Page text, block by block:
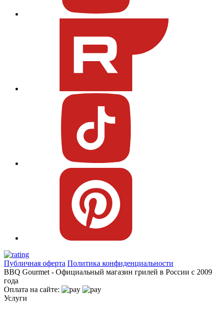
Публичная оферта Политика конфиденциальности
BBQ Gourmet - Официальный магазин грилей в России с 2009
года
Оплата на сайте:
Услуги